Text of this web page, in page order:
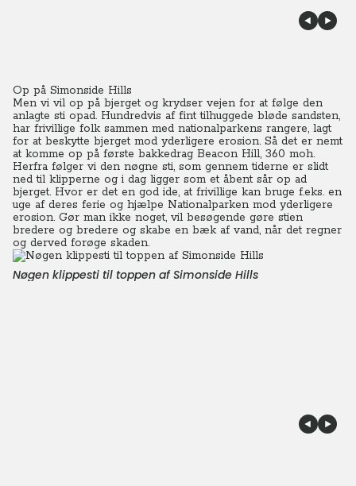
Op på Simonside Hills
Men vi vil op på bjerget og krydser vejen for at følge den
anlagte sti opad. Hundredvis af fint tilhuggede bløde sandsten,
har frivillige folk sammen med nationalparkens rangere, lagt
for at beskytte bjerget mod yderligere erosion. Så det er nemt
at komme op på første bakkedrag Beacon Hill, 360 moh.
Herfra følger vi den nøgne sti, som gennem tiderne er slidt
ned til klipperne og i dag ligger som et åbent sår op ad
bjerget. Hvor er det en god ide, at frivillige kan bruge f.eks. en
uge af deres ferie og hjælpe Nationalparken mod yderligere
erosion. Gør man ikke noget, vil besøgende gøre stien
bredere og bredere og skabe en bæk af vand, når det regner
og derved forøge skaden.
Nøgen klippesti til toppen af Simonside Hills